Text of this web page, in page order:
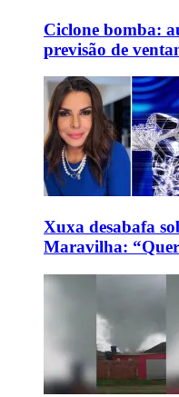
Ciclone bomba:
previsão de
Xuxa desabafa
Maravilha: